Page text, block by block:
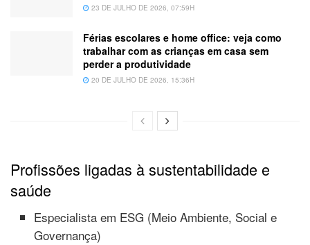
23 DE JULHO DE 2026, 07:59H
Férias escolares e home office: veja como
trabalhar com as crianças em casa sem
perder a produtividade
20 DE JULHO DE 2026, 15:36H
Profissões ligadas à sustentabilidade e
saúde
Especialista em ESG (Meio Ambiente, Social e
Governança)